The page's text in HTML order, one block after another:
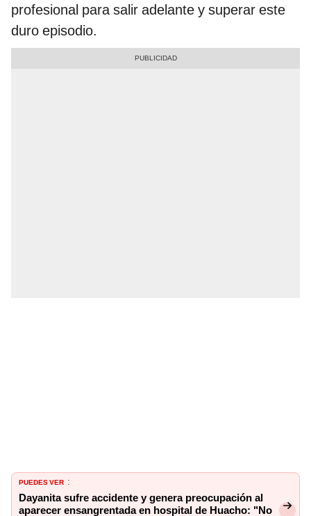
profesional para salir adelante y superar este
duro episodio.
PUEDES VER :
Dayanita sufre accidente y genera preocupación al
aparecer ensangrentada en hospital de Huacho: "No